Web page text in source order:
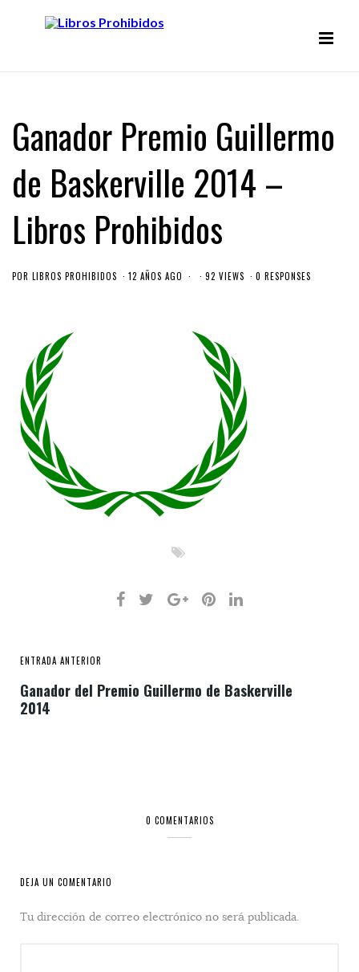
Ganador Premio Guillermo
de Baskerville 2014 –
Libros Prohibidos
POR LIBROS PROHIBIDOS 12 AÑOS AGO 92 VIEWS 0 RESPONSES
ENTRADA ANTERIOR
Ganador del Premio Guillermo de Baskerville
2014
0 COMENTARIOS
DEJA UN COMENTARIO
Tu dirección de correo electrónico no será publicada.